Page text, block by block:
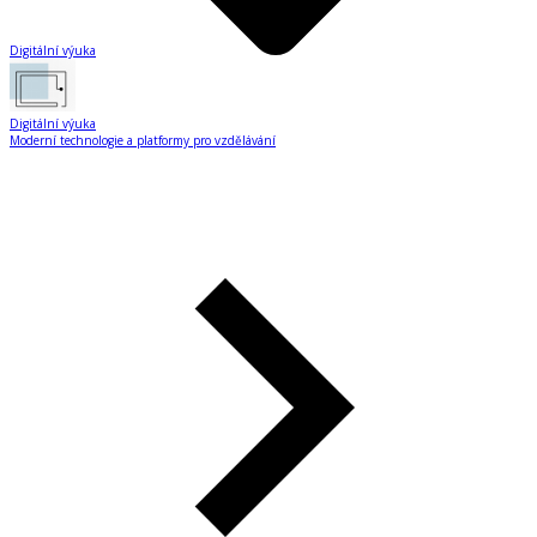
Digitální výuka
Digitální výuka
Moderní technologie a platformy pro vzdělávání